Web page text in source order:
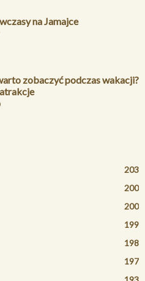
na Jamajce
zobaczyć podczas wakacji?
203
200
200
199
198
197